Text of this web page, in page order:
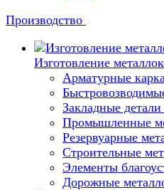
Производство
Изготовление
Арматурные
Закладные
Промышленные
Резервуарные
Строительные
Элементы
Дорожные